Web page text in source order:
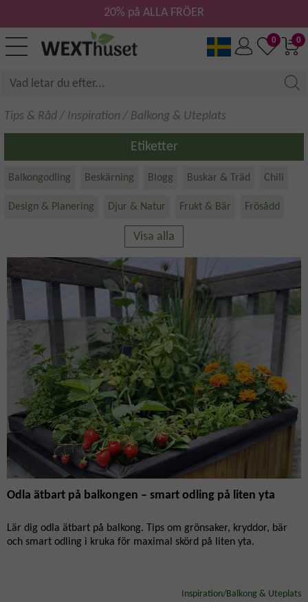
0
0
20% på ALLA FRÖER
Tips & Råd / Inspiration / Balkong & Uteplats
Etiketter
Balkongodling Beskärning Blogg Buskar & Träd Chili
Design & Planering Djur & Natur Frukt & Bär Frösådd
Grönsaker Gör-det-själv
Hållbarhet & Miljö Inomhusodling
Klätterväxter Krukväxter Kryddväxter Köksväxter
Lök- & knölväxter Medelhavsväxter Näring & Gödsel
Odlingsråd Ohyra & Skadegörare Orkidéer
Pelargoner Perenner Podd Recept Rosor
Skörd & Lagring Snittblommor Sommarblommor
Sticklingar Tomater Trädgårdsskötsel Utekrukor
Vattning Vinterodling Växtarrangemang
Växthus Växtskötsel Återanvändning Övervintring
Visa alla
Odla ätbart på balkongen – smart odling på liten yta
Lär dig odla ätbart på balkong. Tips om grönsaker, kryddor, bär
och smart odling i kruka för maximal skörd på liten yta.
Inspiration/Balkong & Uteplats